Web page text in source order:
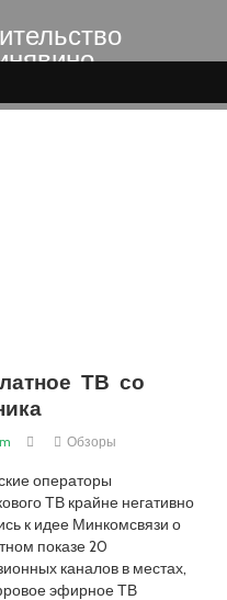
Назия
ТВ со
Обзоры
операторы
ТВ крайне негативно
к идее Минкомсвязи о
показе 20
каналов в местах,
эфирное ТВ